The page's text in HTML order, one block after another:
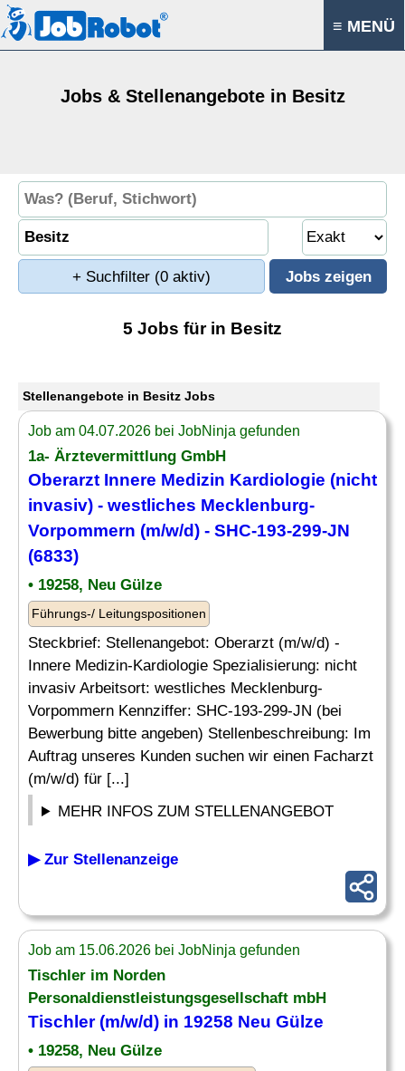
≡ MENÜ
Jobs & Stellenangebote in Besitz
+ Suchfilter (0 aktiv)
5 Jobs für in Besitz
Stellenangebote in Besitz Jobs
Job am 04.07.2026 bei JobNinja gefunden
1a- Ärztevermittlung GmbH
Oberarzt Innere Medizin Kardiologie (nicht
invasiv) - westliches Mecklenburg-
Vorpommern (m/w/d) - SHC-193-299-JN
(6833)
• 19258, Neu Gülze
Führungs-/ Leitungspositionen
Steckbrief: Stellenangebot: Oberarzt (m/w/d) -
Innere Medizin-Kardiologie Spezialisierung: nicht
invasiv Arbeitsort: westliches Mecklenburg-
Vorpommern Kennziffer: SHC-193-299-JN (bei
Bewerbung bitte angeben) Stellenbeschreibung: Im
Auftrag unseres Kunden suchen wir einen Facharzt
(m/w/d) für [...]
MEHR INFOS ZUM STELLENANGEBOT
▶ Zur Stellenanzeige
Job am 15.06.2026 bei JobNinja gefunden
Tischler im Norden
Personaldienstleistungsgesellschaft mbH
Tischler (m/w/d) in 19258 Neu Gülze
• 19258, Neu Gülze